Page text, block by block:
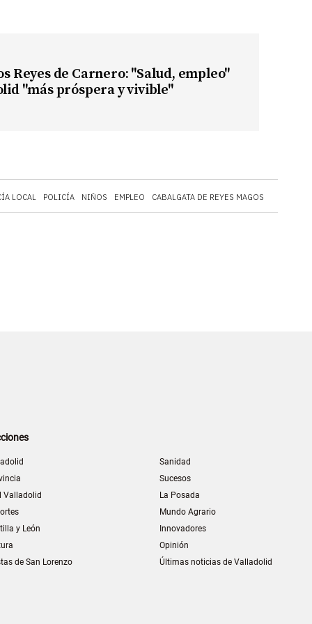
LOCAL POLICÍA NIÑOS EMPLEO CABALGATA DE REYES MAGOS
Reyes de Carnero: "Salud, empleo"
"más próspera y vivible"
Valladolid
y León
de San Lorenzo
Sanidad
Sucesos
La Posada
Mundo Agrario
Innovadores
Opinión
Últimas noticias de Valladolid